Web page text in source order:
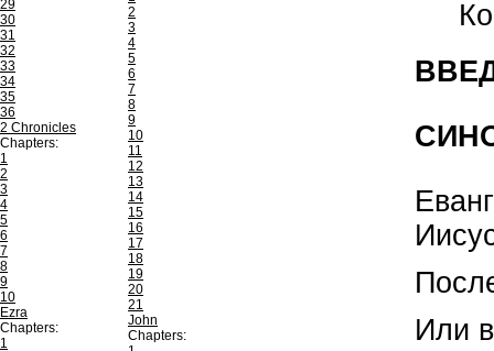
29
30
31
32
33
34
35
36
2 Chronicles
Chapters:
1
2
3
4
5
6
7
8
9
10
Ezra
Chapters:
1
2
3
4
5
6
7
8
9
10
11
12
13
14
15
16
17
18
19
20
21
John
Chapters:
Или